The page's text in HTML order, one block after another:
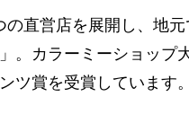
の直営店を展開し、地
。カラーミーショップ
ツ賞を受賞しています。